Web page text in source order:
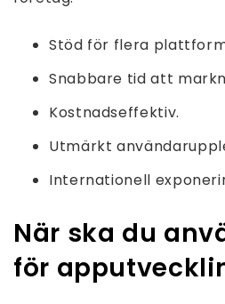
Stöd för flera
Snabbare tid att
Kostnadseffektiv.
Utmärkt
Internationell
När ska du
för